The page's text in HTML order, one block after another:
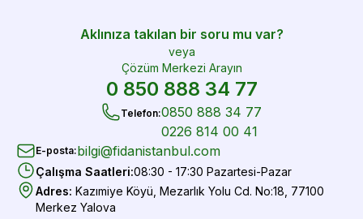
Aklınıza takılan bir soru mu var?
veya
Çözüm Merkezi Arayın
0 850 888 34 77
Telefon:0850 888 34 77
0226 814 00 41
E-posta:bilgi@fidanistanbul.com
Çalışma Saatleri:08:30 - 17:30 Pazartesi-Pazar
Adres: Kazımiye Köyü, Mezarlık Yolu Cd. No:18, 77100
Merkez Yalova